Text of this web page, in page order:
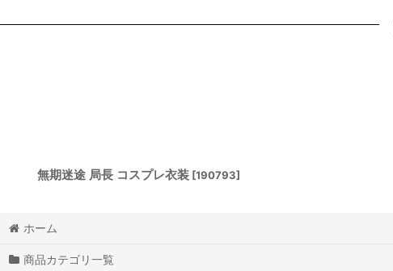
無期迷途 局長 コスプレ衣装 [190793]
ホーム
商品カテゴリ一覧